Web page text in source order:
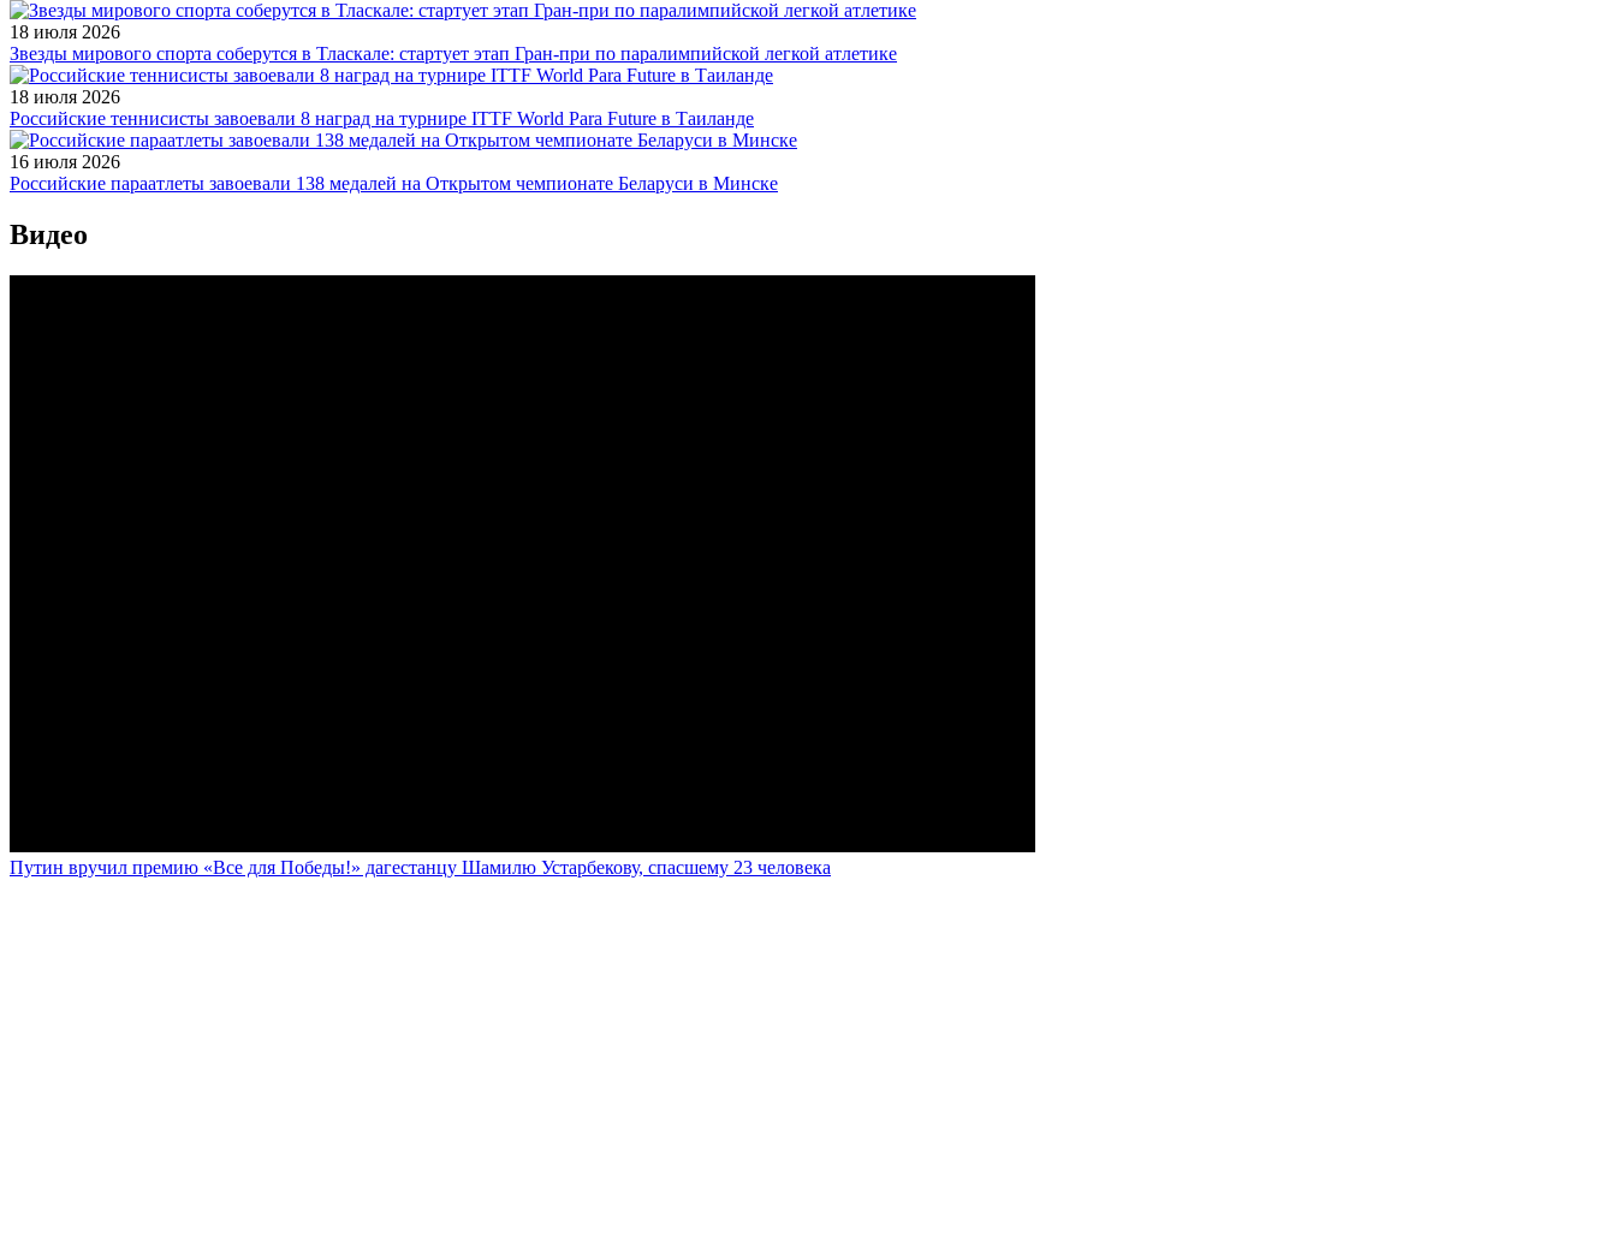
18 июля 2026
Звезды мирового спорта соберутся в Тласкале: стартует этап Гран-при по паралимпийской легкой атлетике
18 июля 2026
Российские теннисисты завоевали 8 наград на турнире ITTF World Para Future в Таиланде
16 июля 2026
Российские параатлеты завоевали 138 медалей на Открытом чемпионате Беларуси в Минске
Видео
Путин вручил премию «Все для Победы!» дагестанцу Шамилю Устарбекову, спасшему 23 человека